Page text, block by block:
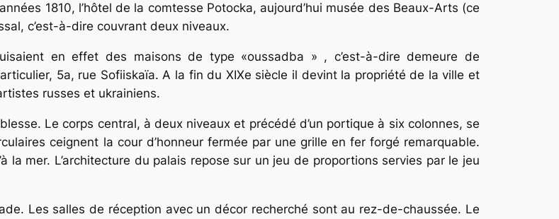
1810, l’hôtel de la comtesse Potocka, aujourd’hui musée des Beaux-Arts (ce
c’est-à-dire couvrant deux niveaux.
en effet des maisons de type «oussadba » , c’est-à-dire demeure de
5a, rue Sofiiskaïa. A la fin du XIXe siècle il devint la propriété de la ville et
russes et ukrainiens.
Le corps central, à deux niveaux et précédé d’un portique à six colonnes, se
ceignent la cour d’honneur fermée par une grille en fer forgé remarquable.
la mer. L’architecture du palais repose sur un jeu de proportions servies par le jeu
Les salles de réception avec un décor recherché sont au rez-de-chaussée. Le